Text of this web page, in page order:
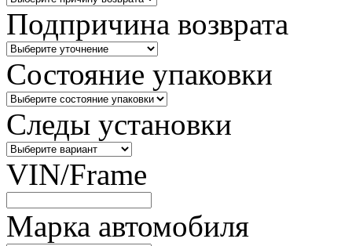
Подпричина возврата
Состояние упаковки
Следы установки
VIN/Frame
Марка автомобиля